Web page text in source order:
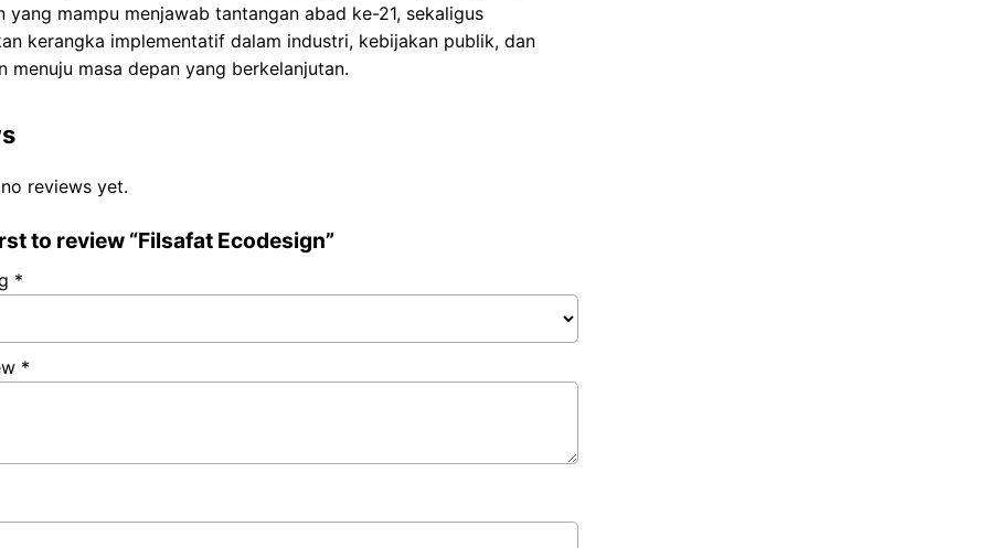
yang mampu menjawab tantangan abad ke-21, sekaligus
kerangka implementatif dalam industri, kebijakan publik, dan
menuju masa depan yang berkelanjutan.
reviews yet.
to review “Filsafat Ecodesign”
*
*